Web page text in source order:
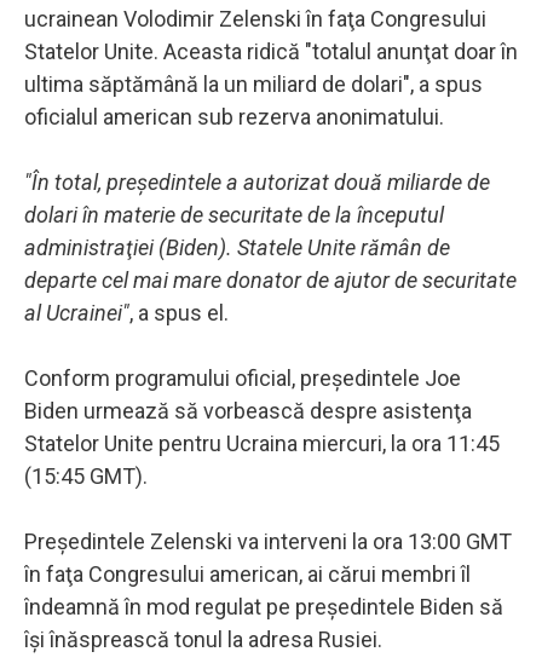
ucrainean Volodimir Zelenski în faţa Congresului
Statelor Unite. Aceasta ridică "totalul anunţat doar în
ultima săptămână la un miliard de dolari", a spus
oficialul american sub rezerva anonimatului.
"În total, preşedintele a autorizat două miliarde de
dolari în materie de securitate de la începutul
administraţiei (Biden). Statele Unite rămân de
departe cel mai mare donator de ajutor de securitate
al Ucrainei", a spus el.
Conform programului oficial, preşedintele Joe
Biden urmează să vorbească despre asistenţa
Statelor Unite pentru Ucraina miercuri, la ora 11:45
(15:45 GMT).
Preşedintele Zelenski va interveni la ora 13:00 GMT
în faţa Congresului american, ai cărui membri îl
îndeamnă în mod regulat pe preşedintele Biden să
îşi înăsprească tonul la adresa Rusiei.